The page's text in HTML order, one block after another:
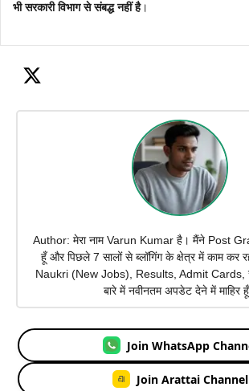
भी सरकारी विभाग से संबद्ध नहीं है।
Author: मेरा नाम Varun Kumar है। मैंने Post
हूँ और पिछले 7 सालों से ब्लॉगिंग के क्षेत्र में काम कर
Naukri (New Jobs), Results, Admit Cards,
बारे में नवीनतम अपडेट देने में माहिर
Join WhatsApp
Join Arattai Channel